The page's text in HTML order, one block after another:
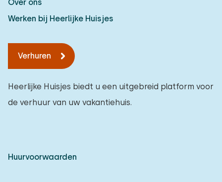
Over ons
Werken bij Heerlijke Huisjes
Verhuren
Heerlijke Huisjes biedt u een uitgebreid platform voor
de verhuur van uw vakantiehuis.
Huurvoorwaarden